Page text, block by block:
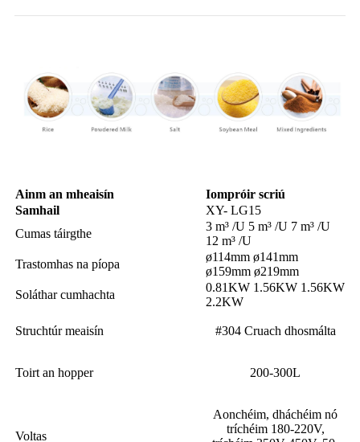
Ainm an mheaisín
Iompróir scriú
Samhail
XY- LG15
Cumas táirgthe
3 m³ /U 5 m³ /U 7 m³ /U
12 m³ /U
Trastomhas na píopa
ø114mm ø141mm
ø159mm ø219mm
Soláthar cumhachta
0.81KW 1.56KW 1.56KW
2.2KW
Struchtúr meaisín #304 Cruach dhosmálta
Toirt an hopper 200-300L
Voltas
Aonchéim, dháchéim nó
tríchéim 180-220V,